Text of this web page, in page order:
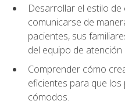
Desarrollar el estilo
comunicarse de
pacientes, sus
del equipo de atención
Comprender cómo
eficientes para que
cómodos.